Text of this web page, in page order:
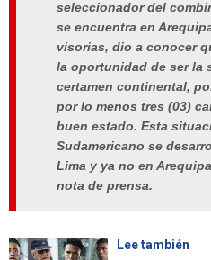
seleccionador del
se encuentra en
visorias, dio a conocer
la oportunidad de ser la
certamen continental,
por lo menos tres (03)
buen estado. Esta
Sudamericano se
Lima y ya no en
nota de prensa.
Lee también